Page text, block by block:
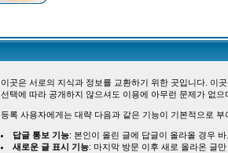
이곳은 서로의 지식과 정보를 교환하기 위한 곳입니다. 이
선택에 따라 공개하지 않으셔도 이용에 아무런 문제가 없
등록 사용자에게는 대략 다음과 같은 기능이 기본적으로
답글 통보 기능: 본인이 올린 글에 답글이 올라올 경우
새로운 글 표시 기능: 마지막 방문 이후 새로 올라온 글